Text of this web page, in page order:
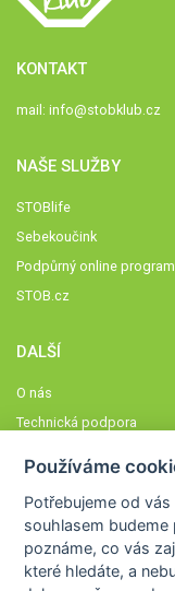
KONTAKT
mail: info@stobklub.cz
NAŠE SLUŽBY
STOBlife
Sebekoučink
Podpůrný online
STOB.cz
DALŠÍ
O nás
Technická podpora
Členové STOBklubu
Zásady nakládání s
Otestujte se
Používáme
Potřebujeme od vás
souhlasem
poznáme,co vás
které hledáte, a